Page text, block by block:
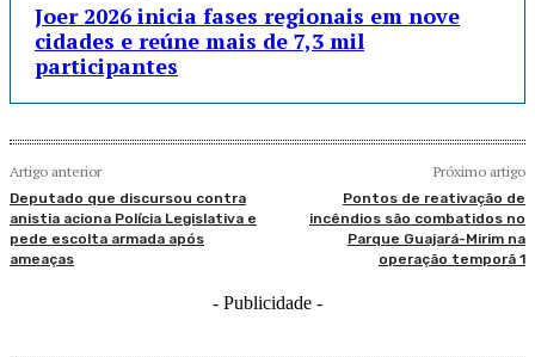
Joer 2026 inicia fases regionais em nove
cidades e reúne mais de 7,3 mil
participantes
Artigo anterior
Deputado que discursou contra
anistia aciona Polícia Legislativa e
pede escolta armada após
ameaças
Próximo artigo
Pontos de reativação de
incêndios são combatidos no
Parque Guajará-Mirim na
operação temporã 1
- Publicidade -